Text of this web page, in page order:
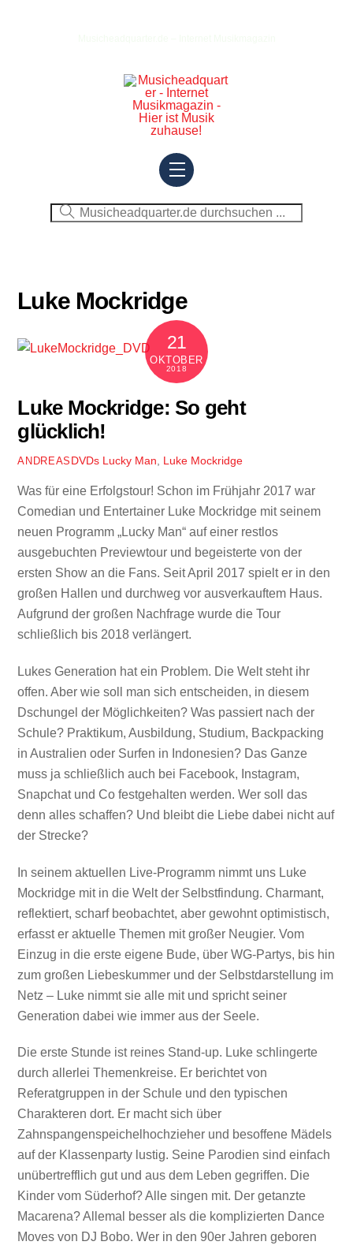
Menu
Luke Mockridge
21
OKTOBER
2018
Luke Mockridge: So geht
glücklich!
ANDREAS DVDs Lucky Man Luke Mockridge
Was für eine Erfolgstour! Schon im Frühjahr 2017 war
Comedian und Entertainer Luke Mockridge mit seinem
neuen Programm „Lucky Man“ auf einer restlos
ausgebuchten Previewtour und begeisterte von der
ersten Show an die Fans. Seit April 2017 spielt er in den
großen Hallen und durchweg vor ausverkauftem Haus.
Aufgrund der großen Nachfrage wurde die Tour
schließlich bis 2018 verlängert.
Lukes Generation hat ein Problem. Die Welt steht ihr
offen. Aber wie soll man sich entscheiden, in diesem
Dschungel der Möglichkeiten? Was passiert nach der
Schule? Praktikum, Ausbildung, Studium, Backpacking
in Australien oder Surfen in Indonesien? Das Ganze
muss ja schließlich auch bei Facebook, Instagram,
Snapchat und Co festgehalten werden. Wer soll das
denn alles schaffen? Und bleibt die Liebe dabei nicht auf
der Strecke?
In seinem aktuellen Live-Programm nimmt uns Luke
Mockridge mit in die Welt der Selbstfindung. Charmant,
reflektiert, scharf beobachtet, aber gewohnt optimistisch,
erfasst er aktuelle Themen mit großer Neugier. Vom
Einzug in die erste eigene Bude, über WG-Partys, bis hin
zum großen Liebeskummer und der Selbstdarstellung im
Netz – Luke nimmt sie alle mit und spricht seiner
Generation dabei wie immer aus der Seele.
Die erste Stunde ist reines Stand-up. Luke schlingerte
durch allerlei Themenkreise. Er berichtet von
Referatgruppen in der Schule und den typischen
Charakteren dort. Er macht sich über
Zahnspangenspeichelhochzieher und besoffene Mädels
auf der Klassenparty lustig. Seine Parodien sind einfach
unübertrefflich gut und aus dem Leben gegriffen. Die
Kinder vom Süderhof? Alle singen mit. Der getanzte
Macarena? Allemal besser als die komplizierten Dance
Moves von DJ Bobo. Wer in den 90er Jahren geboren